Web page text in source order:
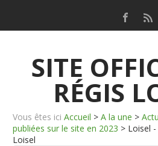
SITE
RÉGIS
Vous êtes ici Accueil > A la une >
publiées sur le site en 2023 > Loisel
Loisel